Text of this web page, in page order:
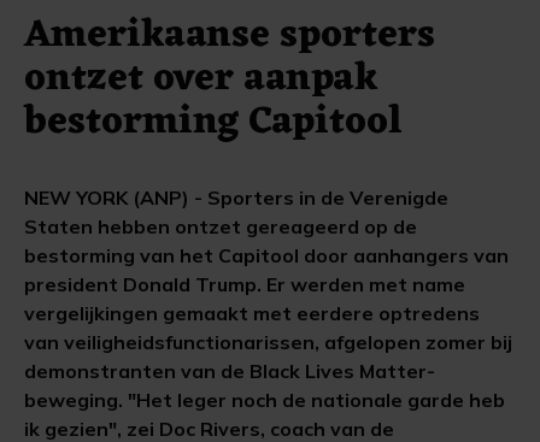
Amerikaanse sporters
ontzet over aanpak
bestorming Capitool
NEW YORK (ANP) - Sporters in de Verenigde
Staten hebben ontzet gereageerd op de
bestorming van het Capitool door aanhangers van
president Donald Trump. Er werden met name
vergelijkingen gemaakt met eerdere optredens
van veiligheidsfunctionarissen, afgelopen zomer bij
demonstranten van de Black Lives Matter-
beweging. "Het leger noch de nationale garde heb
ik gezien", zei Doc Rivers, coach van de